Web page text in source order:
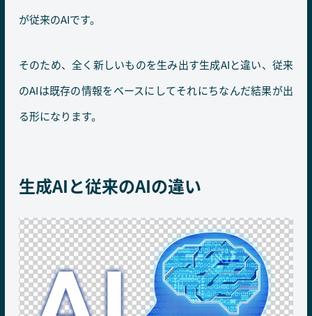
が従来のAIです。
そのため、全く新しいものを生み出す生成AIと違い、従来
のAIは既存の情報をベースにしてそれにちなんだ結果が出
る形になります。
生成AIと従来のAIの違い